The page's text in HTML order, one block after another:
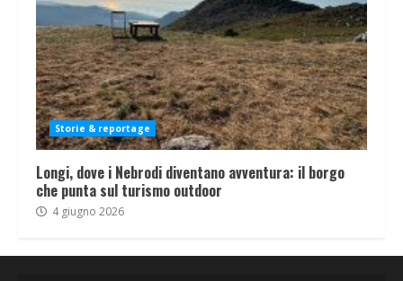
Storie & reportage
Longi, dove i Nebrodi diventano avventura: il borgo
che punta sul turismo outdoor
4 giugno 2026